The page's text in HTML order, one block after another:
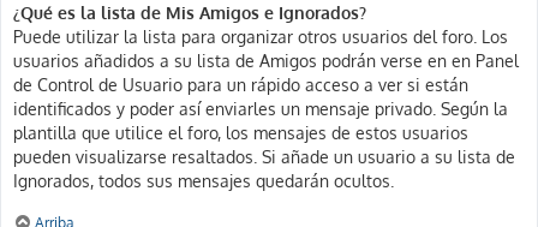
¿Qué es la lista de Mis Amigos e Ignorados?
Puede utilizar la lista para organizar otros usuarios del foro. Los
usuarios añadidos a su lista de Amigos podrán verse en en Panel
de Control de Usuario para un rápido acceso a ver si están
identificados y poder así enviarles un mensaje privado. Según la
plantilla que utilice el foro, los mensajes de estos usuarios
pueden visualizarse resaltados. Si añade un usuario a su lista de
Ignorados, todos sus mensajes quedarán ocultos.
Arriba